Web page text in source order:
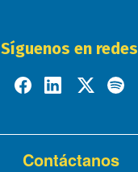
Síguenos en redes
Contáctanos